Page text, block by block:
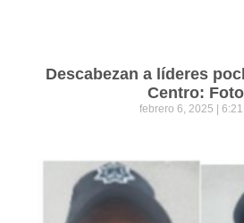
Descabezan a líderes
Centro:
febrero 6, 2025